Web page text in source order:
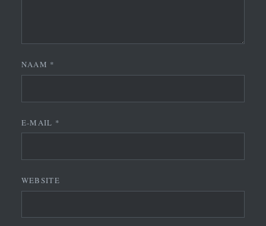
NAAM *
E-MAIL *
WEBSITE